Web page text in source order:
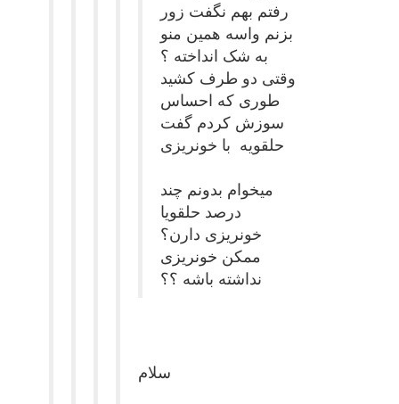
رفتم بهم نگفت زور
بزنم واسه همین منو
به شک انداخته ؟
وقتی دو طرف کشید
طوری که احساس
سوزش کردم گفت
حلقویه با خونریزی
میخوام بدونم چند
درصد حلقویا
خونریزی دارن؟
ممکن خونریزی
نداشته باشه ؟؟
سلام